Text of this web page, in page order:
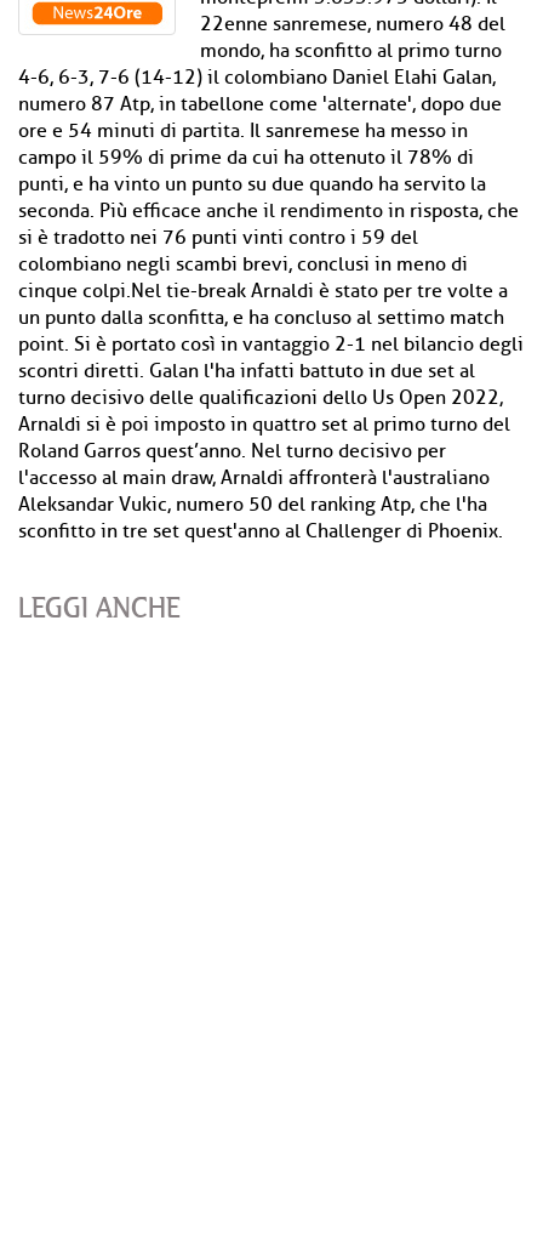
22enne sanremese, numero 48 del
mondo, ha sconfitto al primo turno
4-6, 6-3, 7-6 (14-12) il colombiano Daniel Elahi Galan,
numero 87 Atp, in tabellone come 'alternate', dopo due
ore e 54 minuti di partita. Il sanremese ha messo in
campo il 59% di prime da cui ha ottenuto il 78% di
punti, e ha vinto un punto su due quando ha servito la
seconda. Più efficace anche il rendimento in risposta, che
si è tradotto nei 76 punti vinti contro i 59 del
colombiano negli scambi brevi, conclusi in meno di
cinque colpi.Nel tie-break Arnaldi è stato per tre volte a
un punto dalla sconfitta, e ha concluso al settimo match
point. Si è portato così in vantaggio 2-1 nel bilancio degli
scontri diretti. Galan l'ha infatti battuto in due set al
turno decisivo delle qualificazioni dello Us Open 2022,
Arnaldi si è poi imposto in quattro set al primo turno del
Roland Garros quest’anno. Nel turno decisivo per
l'accesso al main draw, Arnaldi affronterà l'australiano
Aleksandar Vukic, numero 50 del ranking Atp, che l'ha
sconfitto in tre set quest'anno al Challenger di Phoenix.
LEGGI ANCHE